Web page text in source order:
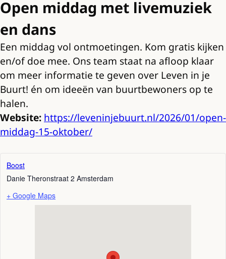
Open middag met livemuziek
en dans
Een middag vol ontmoetingen. Kom gratis kijken
en/of doe mee. Ons team staat na afloop klaar
om meer informatie te geven over Leven in je
Buurt! én om ideeën van buurtbewoners op te
halen.
Website: https://leveninjebuurt.nl/2026/01/open-
middag-15-oktober/
Boost
Danie Theronstraat 2 Amsterdam
+ Google Maps